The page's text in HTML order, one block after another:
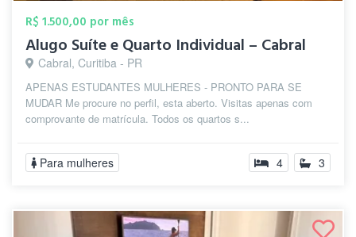
R$ 1.500,00 por mês
Alugo Suíte e Quarto Individual – Cabral
Cabral, Curitiba - PR
APENAS ESTUDANTES MULHERES - PRONTO PARA SE
MUDAR Me procure no perfil, esta aberto. Visitas apenas com
comprovante de matrícula. Todos os quartos s...
Para mulheres 4 3